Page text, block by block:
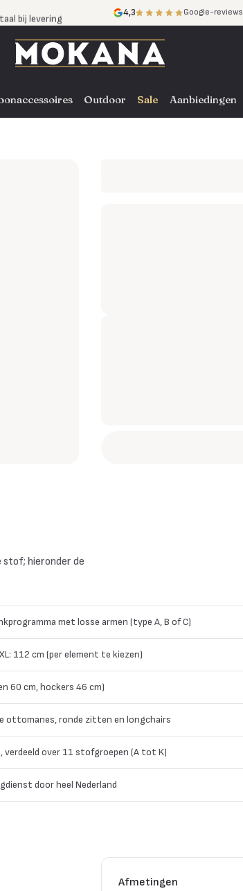
bij levering
BE en DE
4,3 Google-reviews
Outdoor Sale Aanbiedingen
stof; hieronder de
met losse armen (type A, B of C)
112 cm (per element te kiezen)
60 cm, hockers 46 cm)
ottomanes, ronde zitten en longchairs
verdeeld over 11 stofgroepen (A tot K)
door heel Nederland
Afmetingen